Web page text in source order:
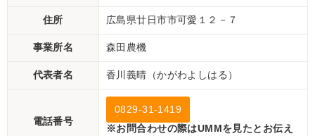
住所 広島県廿日市市可愛１２－７
事業所名 森田農機
代表者名 香川義晴（かがわよしはる）
電話番号
0829-31-1419
※お問合わせの際はUMMを見たとお伝え